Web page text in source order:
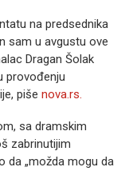
na predsednika
sam u avgustu ove
Dragan Šolak
provođenju
piše nova.rs.
sa dramskim
zabrinutijim
da „možda mogu da